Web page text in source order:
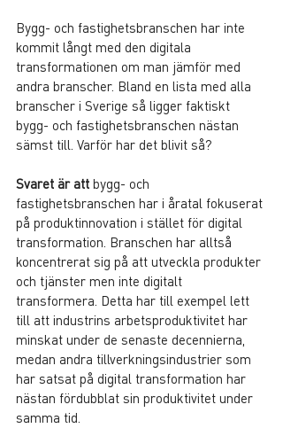
Bygg- och fastighetsbranschen har inte
kommit långt med den digitala
transformationen om man jämför med
andra branscher. Bland en lista med alla
branscher i Sverige så ligger faktiskt
bygg- och fastighetsbranschen nästan
sämst till. Varför har det blivit så?
Svaret är att bygg- och
fastighetsbranschen har i åratal fokuserat
på produktinnovation i stället för digital
transformation. Branschen har alltså
koncentrerat sig på att utveckla produkter
och tjänster men inte digitalt
transformera. Detta har till exempel lett
till att industrins arbetsproduktivitet har
minskat under de senaste decennierna,
medan andra tillverkningsindustrier som
har satsat på digital transformation har
nästan fördubblat sin produktivitet under
samma tid.